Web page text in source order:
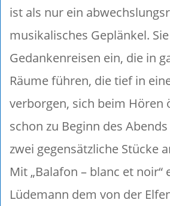
ist als nur ein
musikalisches Geplänkel.
Gedankenreisen ein, die in
Räume führen, die tief in
verborgen, sich beim Hören
schon zu Beginn des Abends
zwei gegensätzliche Stücke
Mit „Balafon – blanc et noir“
Lüdemann dem von der